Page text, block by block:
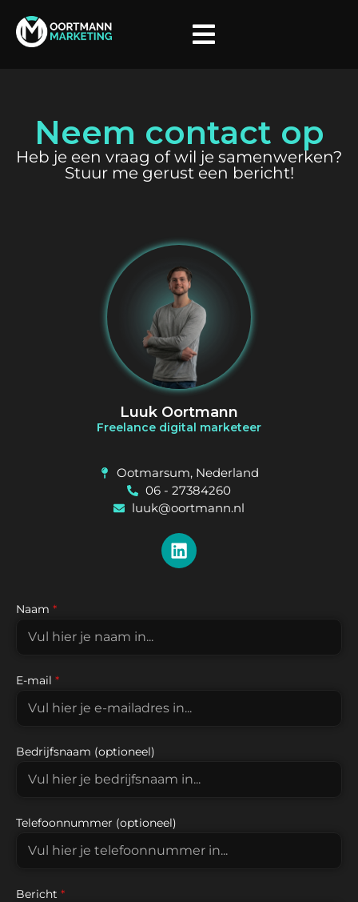
Neem contact op
Heb je een vraag of wil je samenwerken?
Stuur me gerust een bericht!
Luuk Oortmann
Freelance digital marketeer
Ootmarsum, Nederland
06 - 27384260
luuk@oortmann.nl
Naam *
E-mail *
Bedrijfsnaam (optioneel)
Telefoonnummer (optioneel)
Bericht *